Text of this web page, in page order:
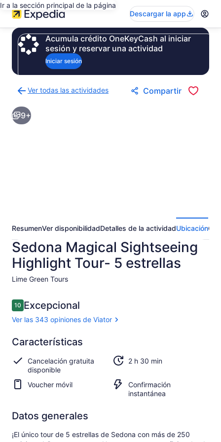
Ir a la sección principal de la página
Descargar la app
Acumula crédito OneKeyCash al iniciar
sesión y reservar una actividad
Iniciar sesión
Ver todas las actividades
a
la
página
Compartir
9+
ResumenVer disponibilidadDetalles de la actividadUbicación
Sedona Magical Sightseeing
Highlight Tour- 5 estrellas
Lime Green Tours​
Opiniones
1010 de 10,
Excepcional
Ver las 343 opiniones de Viator
10.0
10.0 de 10
Excepcional
Ver las
343
opiniones
de Viator
Características
Cancelación gratuita
disponible
2 h 30 min
Voucher móvil
Confirmación
instantánea
Datos generales
¡El único tour de 5 estrellas de Sedona con más de 250